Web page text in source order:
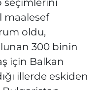
seçimlerini
maalesef
oldu,
300 binin
için Balkan
illerde eskiden